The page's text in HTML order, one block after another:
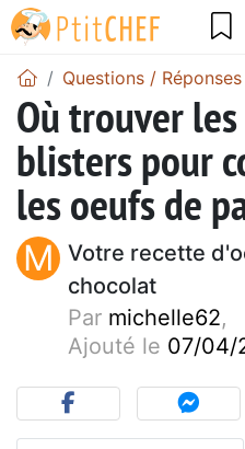
Questions / Réponses
Où trouver
blisters pour
les oeufs de
M Votre recette
chocolat
Par michelle62,
Ajouté le 07/04/